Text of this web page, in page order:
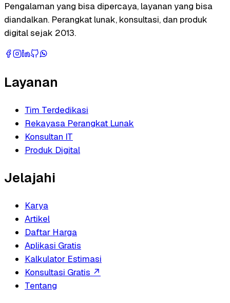
Pengalaman yang bisa dipercaya, layanan yang bisa
diandalkan. Perangkat lunak, konsultasi, dan produk
digital sejak 2013.
Layanan
Tim Terdedikasi
Rekayasa Perangkat Lunak
Konsultan IT
Produk Digital
Jelajahi
Karya
Artikel
Daftar Harga
Aplikasi Gratis
Kalkulator Estimasi
Konsultasi Gratis ↗
Tentang